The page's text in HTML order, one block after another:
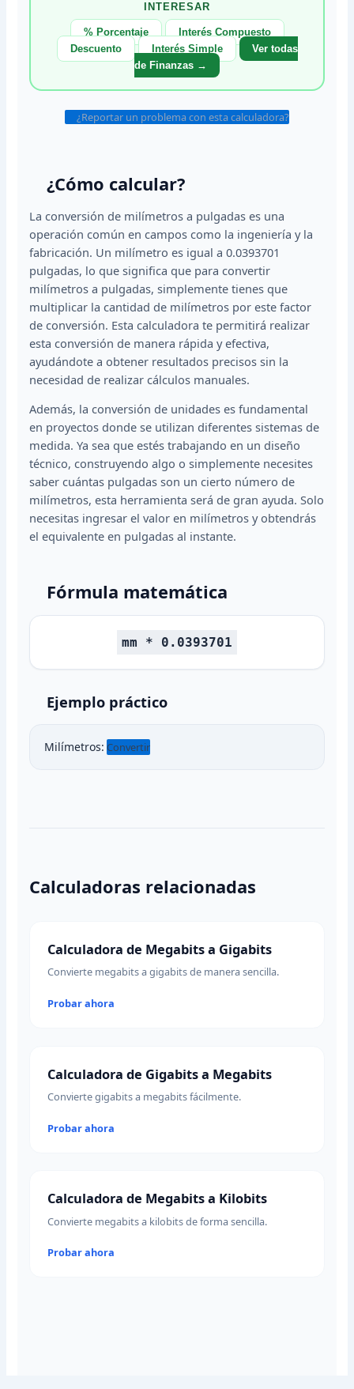
INTERESAR
% Porcentaje
Interés Compuesto
Descuento
Interés Simple
Ver todas
de Finanzas →
¿Reportar un problema con esta calculadora?
¿Cómo calcular?
La conversión de milímetros a pulgadas es una
operación común en campos como la ingeniería y la
fabricación. Un milímetro es igual a 0.0393701
pulgadas, lo que significa que para convertir
milímetros a pulgadas, simplemente tienes que
multiplicar la cantidad de milímetros por este factor
de conversión. Esta calculadora te permitirá realizar
esta conversión de manera rápida y efectiva,
ayudándote a obtener resultados precisos sin la
necesidad de realizar cálculos manuales.
Además, la conversión de unidades es fundamental
en proyectos donde se utilizan diferentes sistemas de
medida. Ya sea que estés trabajando en un diseño
técnico, construyendo algo o simplemente necesites
saber cuántas pulgadas son un cierto número de
milímetros, esta herramienta será de gran ayuda. Solo
necesitas ingresar el valor en milímetros y obtendrás
el equivalente en pulgadas al instante.
Fórmula matemática
mm * 0.0393701
Ejemplo práctico
Milímetros: Convertir
Calculadoras relacionadas
Calculadora de Megabits a Gigabits
Convierte megabits a gigabits de manera sencilla.
Probar ahora
Calculadora de Gigabits a Megabits
Convierte gigabits a megabits fácilmente.
Probar ahora
Calculadora de Megabits a Kilobits
Convierte megabits a kilobits de forma sencilla.
Probar ahora